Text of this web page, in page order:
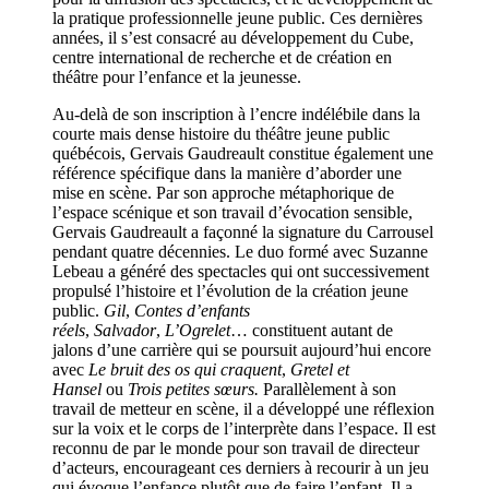
la pratique professionnelle jeune public. Ces dernières
années, il s’est consacré au développement du Cube,
centre international de recherche et de création en
théâtre pour l’enfance et la jeunesse.
Au-delà de son inscription à l’encre indélébile dans la
courte mais dense histoire du théâtre jeune public
québécois, Gervais Gaudreault constitue également une
référence spécifique dans la manière d’aborder une
mise en scène. Par son approche métaphorique de
l’espace scénique et son travail d’évocation sensible,
Gervais Gaudreault a façonné la signature du Carrousel
pendant quatre décennies. Le duo formé avec Suzanne
Lebeau a généré des spectacles qui ont successivement
propulsé l’histoire et l’évolution de la création jeune
public. Gil, Contes d’enfants
réels, Salvador, L’Ogrelet… constituent autant de
jalons d’une carrière qui se poursuit aujourd’hui encore
avec Le bruit des os qui craquent, Gretel et
Hansel ou Trois petites sœurs. Parallèlement à son
travail de metteur en scène, il a développé une réflexion
sur la voix et le corps de l’interprète dans l’espace. Il est
reconnu de par le monde pour son travail de directeur
d’acteurs, encourageant ces derniers à recourir à un jeu